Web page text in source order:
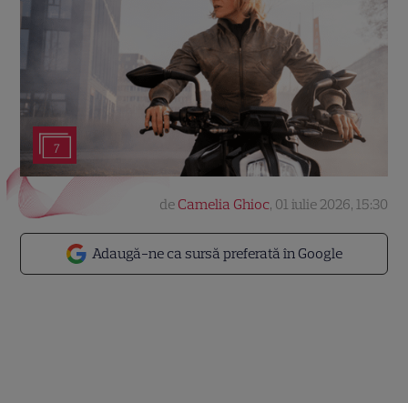
7
Adaugă-ne ca sursă preferată în Google
de Camelia Ghioc, 01 iulie 2026, 15:30